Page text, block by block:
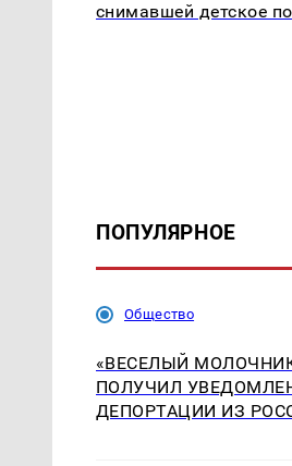
снимавшей детское
ПОПУЛЯРНОЕ
Общество
«ВЕСЕЛЫЙ
ПОЛУЧИЛ
ДЕПОРТАЦИИ ИЗ